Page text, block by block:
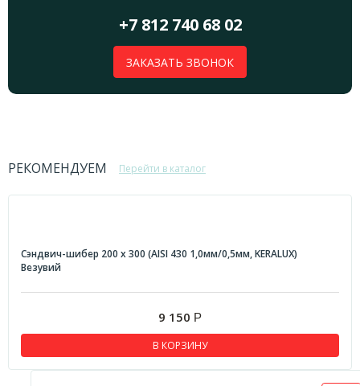
+7 812 740 68 02
ЗАКАЗАТЬ ЗВОНОК
РЕКОМЕНДУЕМ Перейти в каталог
Сэндвич-шибер 200 х 300 (AISI 430 1,0мм/0,5мм, KERALUX)
Везувий
9 150 Р
В КОРЗИНУ